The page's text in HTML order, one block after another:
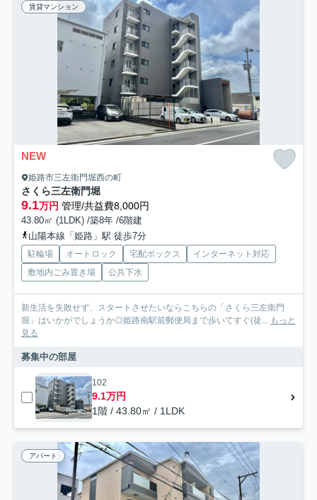
賃貸マンション
NEW
姫路市三左衛門堀西の町
さくら三左衛門堀
9.1万円 管理/共益費8,000円
43.80㎡ (1LDK) /築8年 /6階建
山陽本線「姫路」駅 徒歩7分
駐輪場 オートロック 宅配ボックス
インターネット対応
敷地内ごみ置き場
公共下水
新生活を失敗せず、スタートさせたいならこちらの「さくら三左衛門
堀」はいかがでしょうか◎姫路南駅前郵便局まで歩いてすぐ(徒... もっと
見る
募集中の部屋
102
9.1万円
1階 / 43.80㎡ / 1LDK
アパート